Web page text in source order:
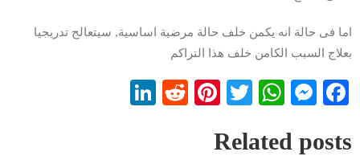
اما فى حالة انه يكمن خلف حالة مرضية اساسية, سيتعالج تدريجيا
بعلاج السبب الكامن خلف هذا التراكم
Facebook
Messenger
WhatsApp
Twitter
Pinterest
Reddit
Related posts